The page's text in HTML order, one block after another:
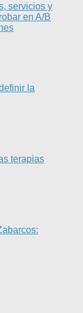
servicios y
en A/B
la
terapias